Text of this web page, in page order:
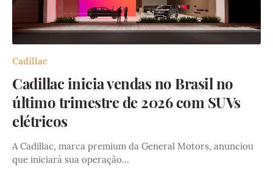
Cadillac
Cadillac inicia vendas no Brasil no
último trimestre de 2026 com SUVs
elétricos
A Cadillac, marca premium da General Motors, anunciou
que iniciará sua operação…